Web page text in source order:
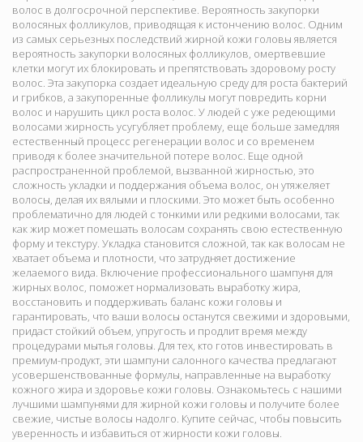
волос в долгосрочной перспективе. Вероятность закупорки
волосяных фолликулов, приводящая к истончению волос. Одним
из самых серьезных последствий жирной кожи головы является
вероятность закупорки волосяных фолликулов, омертвевшие
клетки могут их блокировать и препятствовать здоровому росту
волос. Эта закупорка создает идеальную среду для роста бактерий
и грибков, а закупоренные фолликулы могут повредить корни
волос и нарушить цикл роста волос. У людей с уже редеющими
волосами жирность усугубляет проблему, еще больше замедляя
естественный процесс регенерации волос и со временем
приводя к более значительной потере волос. Еще одной
распространенной проблемой, вызванной жирностью, это
сложность укладки и поддержания объема волос, он утяжеляет
волосы, делая их вялыми и плоскими. Это может быть особенно
проблематично для людей с тонкими или редкими волосами, так
как жир может помешать волосам сохранять свою естественную
форму и текстуру. Укладка становится сложной, так как волосам не
хватает объема и плотности, что затрудняет достижение
желаемого вида. Включение профессионального шампуня для
жирных волос, поможет нормализовать выработку жира,
восстановить и поддерживать баланс кожи головы и
гарантировать, что ваши волосы останутся свежими и здоровыми,
придаст стойкий объем, упругость и продлит время между
процедурами мытья головы. Для тех, кто готов инвестировать в
премиум-продукт, эти шампуни салонного качества предлагают
усовершенствованные формулы, направленные на выработку
кожного жира и здоровье кожи головы. Ознакомьтесь с нашими
лучшими шампунями для жирной кожи головы и получите более
свежие, чистые волосы надолго. Купите сейчас, чтобы повысить
уверенность и избавиться от жирности кожи головы.